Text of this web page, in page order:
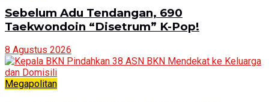
Sebelum Adu Tendangan, 690
Taekwondoin “Disetrum” K-Pop!
8 Agustus 2026
Megapolitan